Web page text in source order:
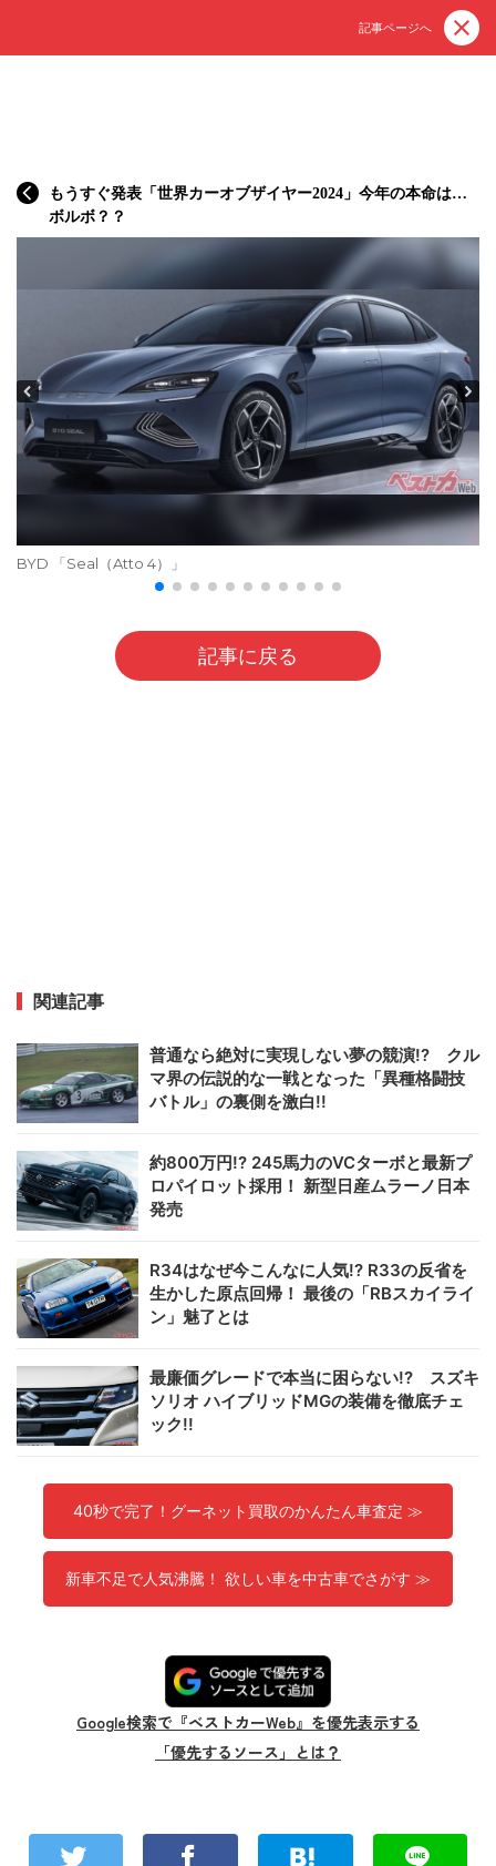
記事ページへ
もうすぐ発表「世界カーオブザイヤー2024」今年の本命は…
ボルボ？？
BYD 「Seal（Atto 4）」
記事に戻る
関連記事
普通なら絶対に実現しない夢の競演!? クル
マ界の伝説的な一戦となった「異種格闘技
バトル」の裏側を激白!!
約800万円!? 245馬力のVCターボと最新プ
ロパイロット採用！ 新型日産ムラーノ日本
発売
R34はなぜ今こんなに人気!? R33の反省を
生かした原点回帰！ 最後の「RBスカイライ
ン」魅了とは
最廉価グレードで本当に困らない!? スズキ
ソリオ ハイブリッドMGの装備を徹底チェ
ック!!
40秒で完了！グーネット買取のかんたん車査定 ≫
新車不足で人気沸騰！ 欲しい車を中古車でさがす ≫
Google検索で『ベストカーWeb』を優先表示する
「優先するソース」とは？